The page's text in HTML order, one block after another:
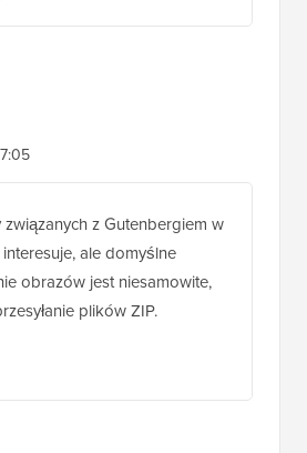
z Gutenbergiem w
ale domyślne
obrazów jest niesamowite,
plików ZIP.